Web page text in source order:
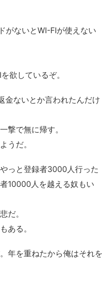
がないとWI-FIが使えない
欲しているぞ。
金ないとか言われたんだけ
撃で無に帰す。
うだ。
っと登録者3000人行った
10000人を越える奴もい
だ。
ある。
年を重ねたから俺はそれを